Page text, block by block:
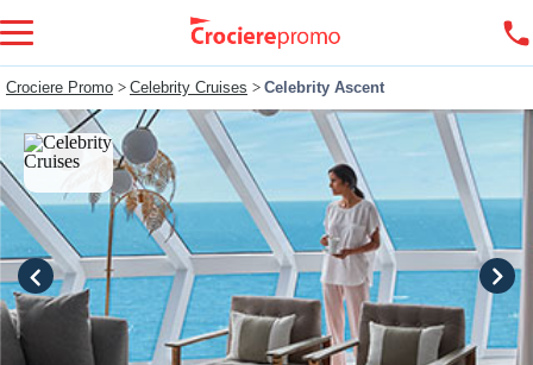
Crociere Promo > Celebrity Cruises > Celebrity Ascent